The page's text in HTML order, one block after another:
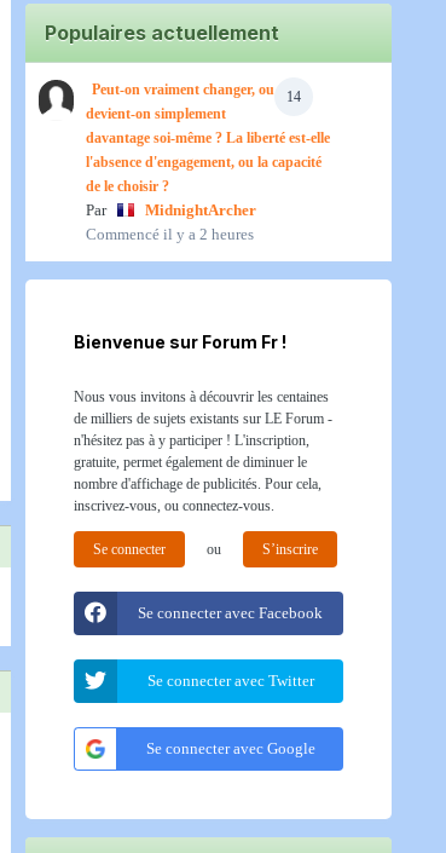
Populaires actuellement
14
Peut-on vraiment changer, ou
devient-on simplement
davantage soi-même ? La liberté est-elle
l'absence d'engagement, ou la capacité
de le choisir ?
Par
MidnightArcher
Commencé il y a 2 heures
Bienvenue sur Forum Fr !
Nous vous invitons à découvrir les centaines
de milliers de sujets existants sur LE Forum -
n'hésitez pas à y participer ! L'inscription,
gratuite, permet également de diminuer le
nombre d'affichage de publicités. Pour cela,
inscrivez-vous, ou connectez-vous.
Se connecter ou S’inscrire
Se connecter avec Facebook
Se connecter avec Twitter
Se connecter avec Google